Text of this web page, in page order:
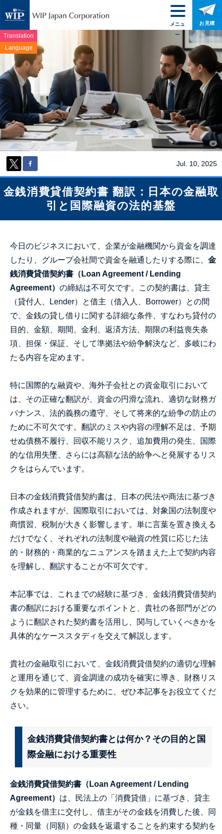
Translation
Language
Jul. 10, 2025
金銭消費貸借契約書 翻訳：日本の金融取
引と国際融資の法的基盤
今日のビジネスにおいて、企業が金融機関から資金を調達
したり、グループ会社間で資金を融通したりする際に、 金
銭消費貸借契約書（Loan Agreement / Lending
Agreement） の締結は不可欠です。この契約書は、貸主
（貸付人、Lender）と借主（借入人、Borrower）との間
で、金銭の貸し借りに関する詳細な条件、すなわち貸付の
目的、金額、期間、金利、返済方法、期限の利益喪失条
項、担保・保証、そして準拠法や紛争解決など、多岐にわ
たる内容を定めます。
特に国際的な融資や、海外子会社との資金取引において
は、その正確な翻訳が、資金の円滑な流れ、適切な財務ガ
バナンス、法的義務の遵守、そして将来的な紛争の防止の
ために不可欠です。翻訳のミスや内容の理解不足は、予期
せぬ債務不履行、回収不能リスク、追加費用の発生、国際
的な信用失墜、さらには高額な法的紛争へと発展するリス
クをはらんでいます。
日本の金銭消費貸借契約書は、日本の民法や商法に基づき
作成されますが、国際取引においては、対象国の法制度や
商慣習、税制が大きく影響します。単に言葉を置き換える
だけでなく、それぞれの法制度や融資の性質に応じた法
的・財務的・商業的なニュアンスを踏まえた上で契約内容
を理解し、翻訳することが不可欠です。
本記事では、これまでの経験に基づき、金銭消費貸借契約
書の翻訳における重要なポイントと、貴社の各部門がどの
ように翻訳された契約書を活用し、関与していくべきかを
具体的なケーススタディを交えて解説します。
貴社の金融取引において、金銭消費貸借契約の適切な理解
と運用を通じて、資金調達の成功を確実に導き、財務リス
クを効果的に管理するために、ぜひ本記事をお役立てくだ
さい。
金銭消費貸借契約書とは何か？その目的と国
際金融における重要性
金銭消費貸借契約書（Loan Agreement / Lending
Agreement） は、民法上の「消費貸借」に基づき、貸主
が金銭を借主に交付し、借主がその金銭を消費した後、同
種・同量（同額）の金銭を返還することを約束する契約を
メニュ
ー
お見積